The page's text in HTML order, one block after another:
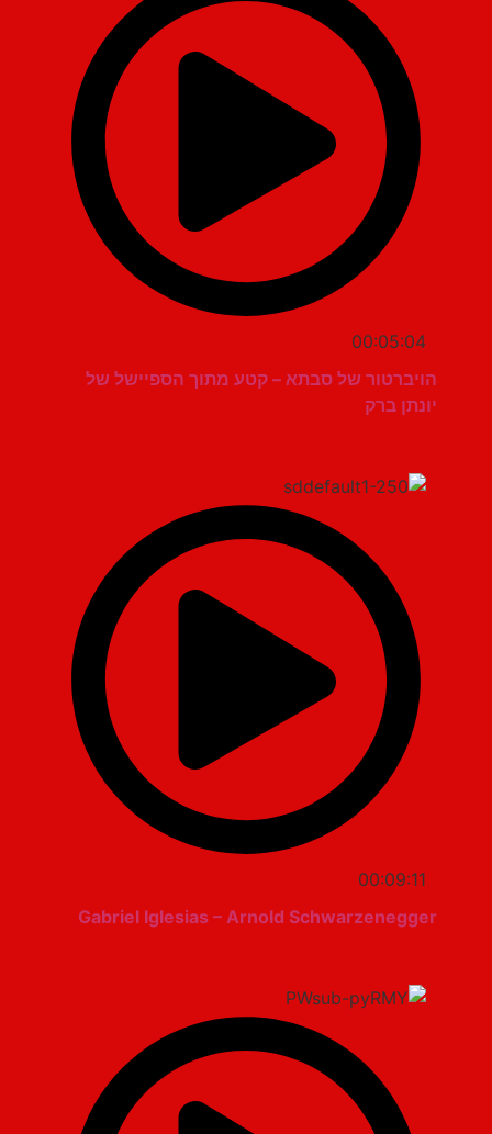
00:05:04
הויברטור של סבתא – קטע מתוך הספיישל של
יונתן ברק
00:09:11
Gabriel Iglesias – Arnold Schwarzenegger